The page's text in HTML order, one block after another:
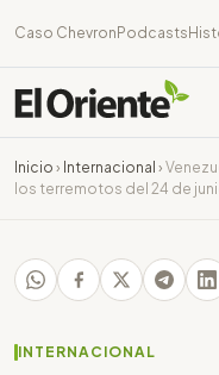
Caso Chevron Podcasts
Inicio › Internacional ›
los terremotos del 24 de
INTERNACIONAL